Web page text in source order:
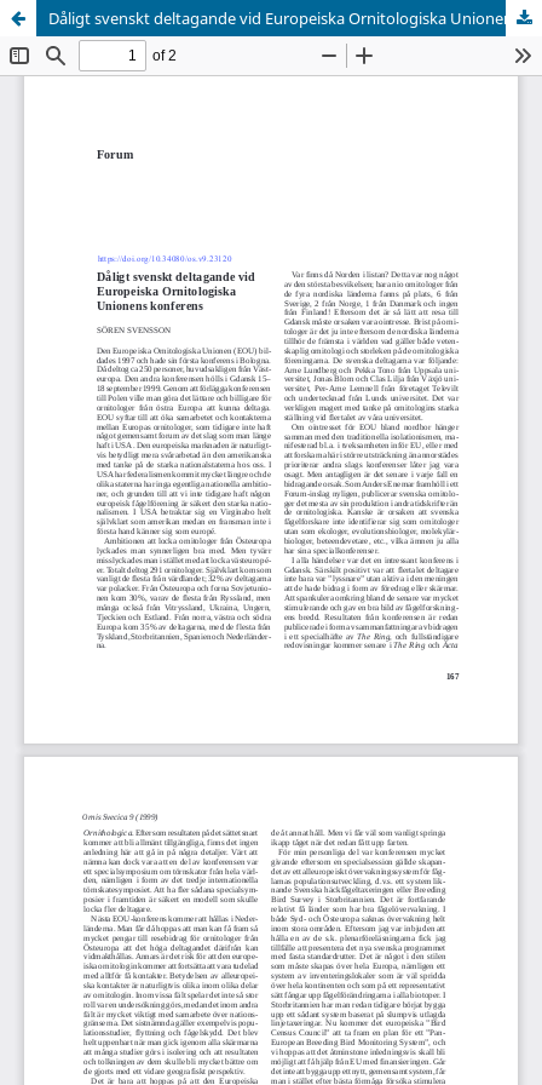
Dåligt svenskt deltagande vid Europeiska Ornitologiska Unionens konferens